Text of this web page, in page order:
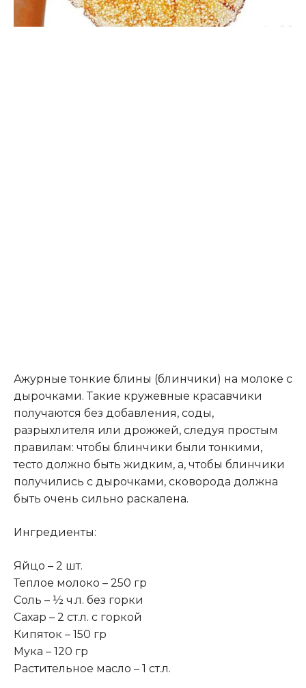
Ажурные тонкие блины (блинчики) на молоке с
дырочками. Такие кружевные красавчики
получаются без добавления, соды,
разрыхлителя или дрожжей, следуя простым
правилам: чтобы блинчики были тонкими,
тесто должно быть жидким, а, чтобы блинчики
получились с дырочками, сковорода должна
быть очень сильно раскалена.
Ингредиенты:
Яйцо – 2 шт.
Теплое молоко – 250 гр
Соль – ½ ч.л. без горки
Сахар – 2 ст.л. с горкой
Кипяток – 150 гр
Мука – 120 гр
Растительное масло – 1 ст.л.